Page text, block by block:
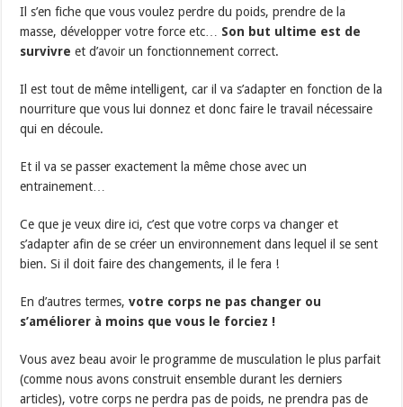
Il s’en fiche que vous voulez perdre du poids, prendre de la
masse, développer votre force etc… Son but ultime est de
survivre et d’avoir un fonctionnement correct.
Il est tout de même intelligent, car il va s’adapter en fonction de la
nourriture que vous lui donnez et donc faire le travail nécessaire
qui en découle.
Et il va se passer exactement la même chose avec un
entrainement…
Ce que je veux dire ici, c’est que votre corps va changer et
s’adapter afin de se créer un environnement dans lequel il se sent
bien. Si il doit faire des changements, il le fera !
En d’autres termes,votre corps ne pas changer ou
s’améliorer à moins que vous le forciez !
Vous avez beau avoir le programme de musculation le plus parfait
(comme nous avons construit ensemble durant les derniers
articles), votre corps ne perdra pas de poids, ne prendra pas de